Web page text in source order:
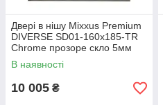
Двері в нішу Mixxus Premium
DIVERSE SD01-160x185-TR
Chrome прозоре скло 5мм
(MI6875)
В наявності
10 005 ₴